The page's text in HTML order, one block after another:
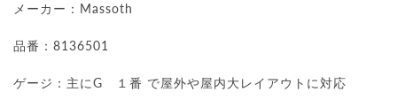
メーカー：Massoth
品番：8136501
ゲージ：主にG １番 で屋外や屋内大レイアウトに対応